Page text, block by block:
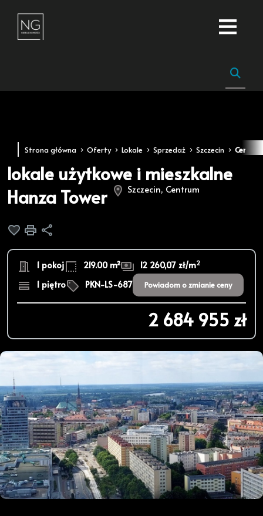
Strona główna Oferty Lokale Sprzedaż Szczecin
lokale użytkowe i mieszkalne
Hanza Tower
Szczecin, Centrum
Dodaj do ulubionych
Drukuj
1 pokoj 219.00 m² 12 260,07 zł/m2
1 piętro PKN-LS-687 Powiadom o zmianie ceny
2 684 955 zł